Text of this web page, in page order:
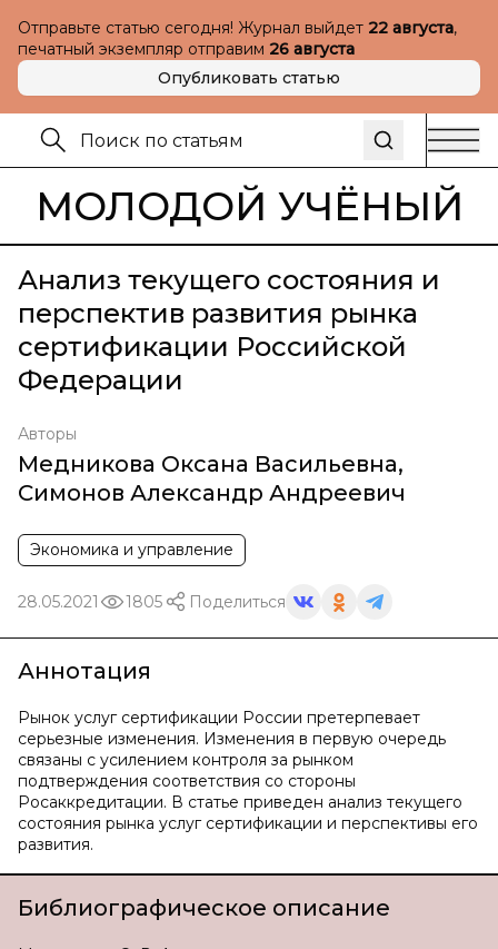
Отправьте статью сегодня! Журнал выйдет 22 августа,
печатный экземпляр отправим 26 августа
Опубликовать статью
МОЛОДОЙ УЧЁНЫЙ
Анализ текущего состояния и
перспектив развития рынка
сертификации Российской
Федерации
Авторы
Медникова Оксана Васильевна,
Симонов Александр Андреевич
Экономика и управление
28.05.2021 1805 Поделиться
Аннотация
Рынок услуг сертификации России претерпевает
серьезные изменения. Изменения в первую очередь
связаны с усилением контроля за рынком
подтверждения соответствия со стороны
Росаккредитации. В статье приведен анализ текущего
состояния рынка услуг сертификации и перспективы его
развития.
Библиографическое описание